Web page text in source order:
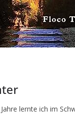
lernte ich im